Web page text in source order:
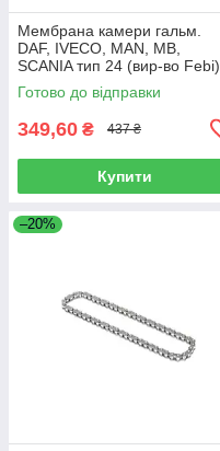
Мембрана камери гальм.
DAF, IVECO, MAN, MB,
SCANIA тип 24 (вир-во Febi)
07103
Готово до відправки
349,60 ₴ 437 ₴
Купити
–20%